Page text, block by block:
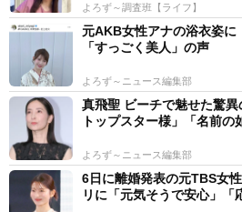
よろず～調査班【ライフ】
元AKB女性アナの浴衣姿に
「すっごく美人」の声
よろず～ニュース編集部
真飛聖 ビーチで魅せた驚
トップスター様」「名前の
よろず～ニュース編集部
6日に離婚発表の元TBS女
リに「元気そうで安心」「